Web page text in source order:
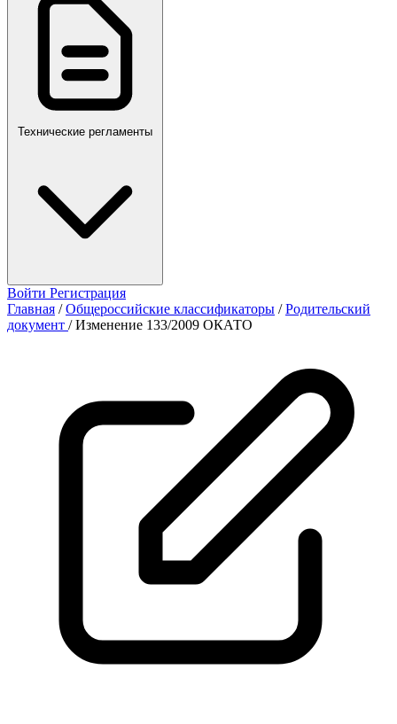
ПР,Р,ПМГ,РМГ
Технические регламенты
Войти Регистрация
Главная / Общероссийские классификаторы / Родительский
документ / Изменение 133/2009 ОКАТО